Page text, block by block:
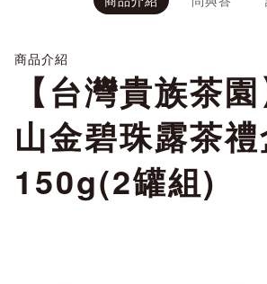
商品介紹
【台灣貴族茶
山金碧珠露茶禮
150g(2罐組)